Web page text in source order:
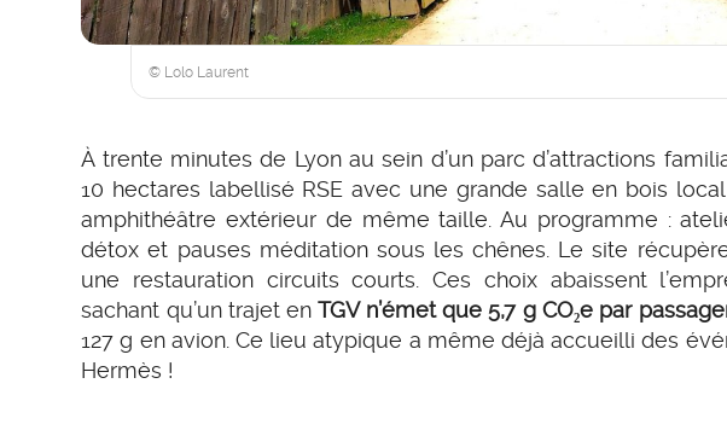
© Lolo Laurent
À trente minutes de Lyon au sein d’un parc d’attractions
10 hectares labellisé RSE avec une grande salle en bois
amphithéâtre extérieur de même taille. Au programme :
détox et pauses méditation sous les chênes. Le site
une restauration circuits courts. Ces choix abaissent
sachant qu’un trajet enTGV n’émet que 5,7 g CO₂e par
127 g en avion. Ce lieu atypique a même déjà accueilli des
Hermès !